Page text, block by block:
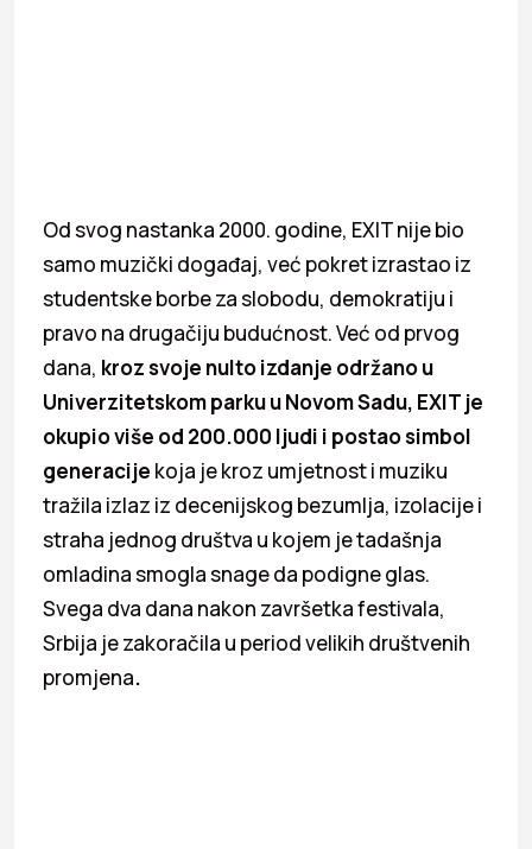
Od svog nastanka 2000. godine, EXIT nije bio
samo muzički događaj, već pokret izrastao iz
studentske borbe za slobodu, demokratiju i
pravo na drugačiju budućnost. Već od prvog
dana, kroz svoje nulto izdanje održano u
Univerzitetskom parku u Novom Sadu, EXIT je
okupio više od 200.000 ljudi i postao simbol
generacije koja je kroz umjetnost i muziku
tražila izlaz iz decenijskog bezumlja, izolacije i
straha jednog društva u kojem je tadašnja
omladina smogla snage da podigne glas.
Svega dva dana nakon završetka festivala,
Srbija je zakoračila u period velikih društvenih
promjena.